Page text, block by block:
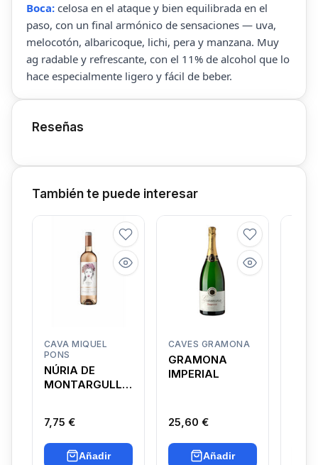
Boca: celosa en el ataque y bien equilibrada en el
paso, con un final armónico de sensaciones — uva,
melocotón, albaricoque, lichi, pera y manzana. Muy
ag radable y refrescante, con el 11% de alcohol que lo
hace especialmente ligero y fácil de beber.
Reseñas
También te puede interesar
CAVA MIQUEL
PONS
NÚRIA DE
MONTARGULL
7,75 €
Añadir
CAVES GRAMONA
GRAMONA
IMPERIAL
25,60 €
Añadir